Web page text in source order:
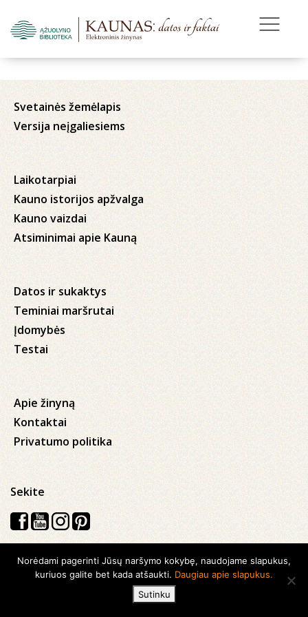
Svetainės žemėlapis
Versija neįgaliesiems
Laikotarpiai
Kauno istorijos apžvalga
Kauno vaizdai
Atsiminimai apie Kauną
Datos ir sukaktys
Teminiai maršrutai
Įdomybės
Testai
Apie žinyną
Kontaktai
Privatumo politika
Sekite
Visos teisės saugomos © 2026 Kauno apskrities viešoji Ąžuolyno
biblioteka
Norėdami pagerinti Jūsų naršymo kokybę, naudojame slapukus,
kuriuos galite bet kada atšaukti. Daugiau apie slapukus.
Sutinku